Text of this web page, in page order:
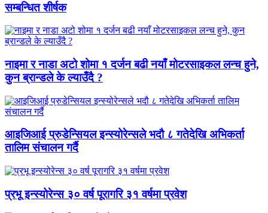
सम्बन्धित शीर्षक
नाइमा र नाडा अटो शोमा १ दर्जन बढी नयाँ मोटरसाइकल लन्च हुने,
कुन ब्रान्डले के ल्याउँदै ?
आइजिआई प्रुडेन्सियल इन्स्योरेन्सले भदौ ८ गतेदेखि अभिकर्ता
तालिम संचालन गर्दै
प्रभू इन्स्योरेन्स ३० वर्ष पूरागरि ३१ वर्षमा प्रवेश